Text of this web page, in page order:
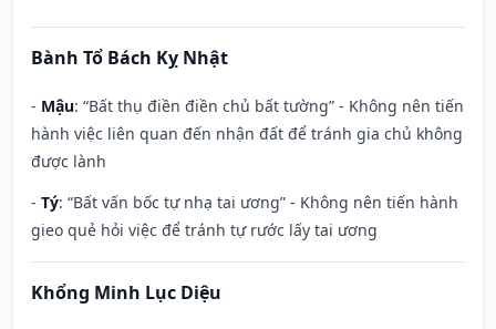
Bành Tổ Bách Kỵ Nhật
- Mậu: “Bất thụ điền điền chủ bất tường” - Không nên tiến
hành việc liên quan đến nhận đất để tránh gia chủ không
được lành
- Tý: “Bất vấn bốc tự nhạ tai ương” - Không nên tiến hành
gieo quẻ hỏi việc để tránh tự rước lấy tai ương
Khổng Minh Lục Diệu